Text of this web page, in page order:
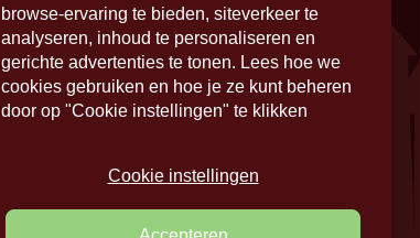
browse-ervaring te bieden, siteverkeer te
analyseren, inhoud te personaliseren en
gerichte advertenties te tonen. Lees hoe we
cookies gebruiken en hoe je ze kunt beheren
door op "Cookie instellingen" te klikken
Cookie instellingen